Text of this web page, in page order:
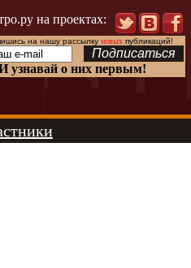
на проектах:
на нашу рассылку новыхпубликаций!
узнавай о них первым!